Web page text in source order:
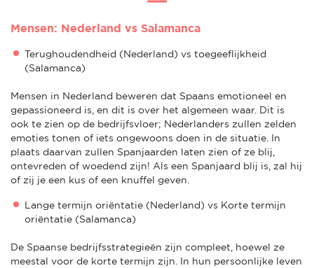
Mensen: Nederland vs Salamanca
Terughoudendheid (Nederland) vs toegeeflijkheid
(Salamanca)
Mensen in Nederland beweren dat Spaans emotioneel en
gepassioneerd is, en dit is over het algemeen waar. Dit is
ook te zien op de bedrijfsvloer; Nederlanders zullen zelden
emoties tonen of iets ongewoons doen in de situatie. In
plaats daarvan zullen Spanjaarden laten zien of ze blij,
ontevreden of woedend zijn! Als een Spanjaard blij is, zal hij
of zij je een kus of een knuffel geven.
Lange termijn oriëntatie (Nederland) vs Korte termijn
oriëntatie (Salamanca)
De Spaanse bedrijfsstrategieën zijn compleet, hoewel ze
meestal voor de korte termijn zijn. In hun persoonlijke leven